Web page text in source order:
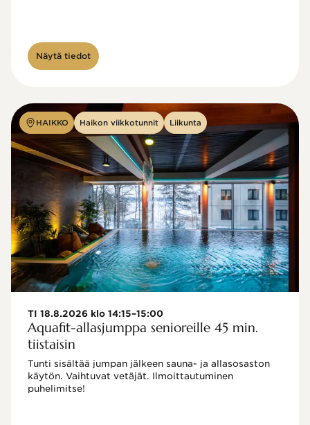
Näytä tiedot
HAIKKO Haikon viikkotunnit Liikunta
TI 18.8.2026 klo 14:15–15:00
Aquafit-allasjumppa senioreille 45 min.
tiistaisin
Tunti sisältää jumpan jälkeen sauna- ja allasosaston
käytön. Vaihtuvat vetäjät. Ilmoittautuminen
puhelimitse!